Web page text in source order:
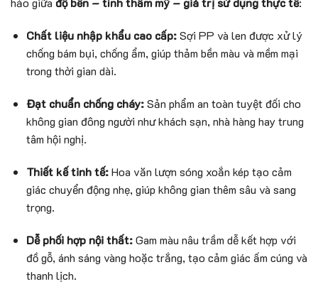
Chất liệu nhập khẩu cao cấp:Sợi PP và len được xử lý
chống bám bụi, chống ẩm, giúp thảm bền màu và mềm mại
trong thời gian dài.
Đạt chuẩn chống cháy:Sản phẩm an toàn tuyệt đối cho
không gian đông người như khách sạn, nhà hàng hay trung
tâm hội nghị.
Thiết kế tinh tế:Hoa văn lượn sóng xoắn kép tạo cảm
giác chuyển động nhẹ, giúp không gian thêm sâu và sang
trọng.
Dễ phối hợp nội thất:Gam màu nâu trầm dễ kết hợp với
đồ gỗ, ánh sáng vàng hoặc trắng, tạo cảm giác ấm cúng và
thanh lịch.